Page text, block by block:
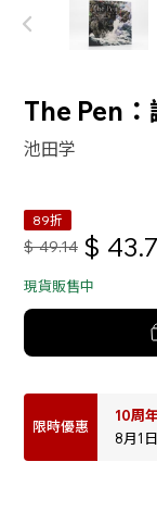
The Pen
池田学
89折
$ 49.14 $
現貨販售中
限時優惠
10周
8月1